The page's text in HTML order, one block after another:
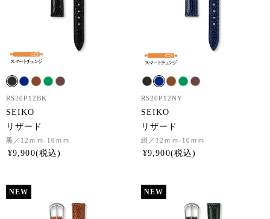
RS20P12BK
SEIKO
リザード
黒 ／12ｍｍ-10ｍｍ
¥9,900
RS20P12NY
SEIKO
リザード
紺 ／12ｍｍ-10ｍｍ
¥9,900
NEW NEW